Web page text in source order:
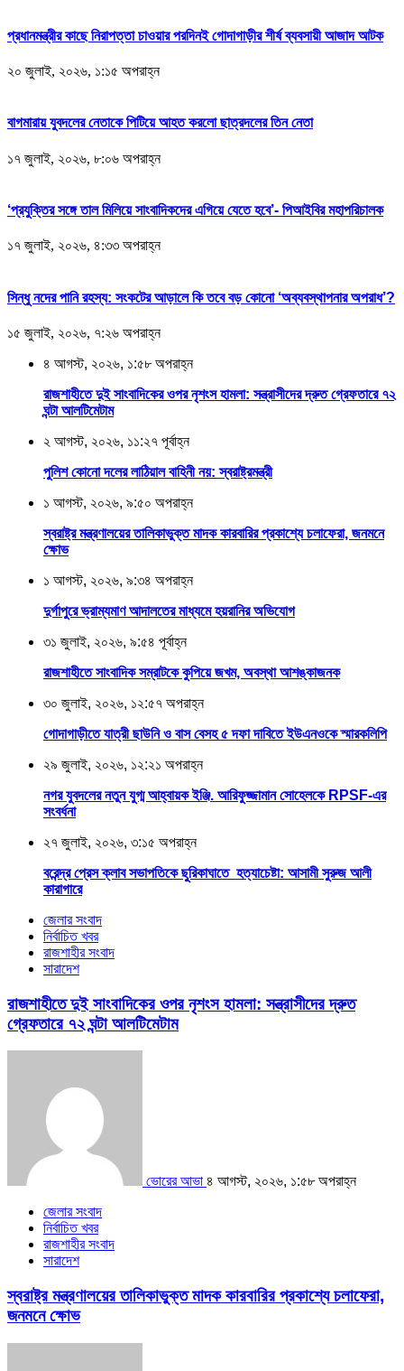
প্রধানমন্ত্রীর কাছে নিরাপত্তা চাওয়ার পরদিনই গোদাগাড়ীর শীর্ষ ব্যবসায়ী আজাদ আটক
২০ জুলাই, ২০২৬, ১:১৫ অপরাহ্ন
বাগমারায় যুবদলের নেতাকে পিটিয়ে আহত করলো ছাত্রদলের তিন নেতা
১৭ জুলাই, ২০২৬, ৮:০৬ অপরাহ্ন
‘প্রযুক্তির সঙ্গে তাল মিলিয়ে সাংবাদিকদের এগিয়ে যেতে হবে’- পিআইবির মহাপরিচালক
১৭ জুলাই, ২০২৬, ৪:৩৩ অপরাহ্ন
সিন্ধু নদের পানি রহস্য: সংকটের আড়ালে কি তবে বড় কোনো ‘অব্যবস্থাপনার অপরাধ’?
১৫ জুলাই, ২০২৬, ৭:২৬ অপরাহ্ন
৪ আগস্ট, ২০২৬, ১:৫৮ অপরাহ্ন
রাজশাহীতে দুই সাংবাদিকের ওপর নৃশংস হামলা: সন্ত্রাসীদের দ্রুত গ্রেফতারে ৭২
ঘন্টা আলটিমেটাম
২ আগস্ট, ২০২৬, ১১:২৭ পূর্বাহ্ন
পুলিশ কোনো দলের লাঠিয়াল বাহিনী নয়: স্বরাষ্ট্রমন্ত্রী
১ আগস্ট, ২০২৬, ৯:৫০ অপরাহ্ন
স্বরাষ্ট্র মন্ত্রণালয়ের তালিকাভুক্ত মাদক কারবারির প্রকাশ্যে চলাফেরা, জনমনে
ক্ষোভ
১ আগস্ট, ২০২৬, ৯:৩৪ অপরাহ্ন
দুর্গাপুরে ভ্রাম্যমাণ আদালতের মাধ্যমে হয়রানির অভিযোগ
৩১ জুলাই, ২০২৬, ৯:৫৪ পূর্বাহ্ন
রাজশাহীতে সাংবাদিক সম্রাটকে কুপিয়ে জখম, অবস্থা আশঙ্কাজনক
৩০ জুলাই, ২০২৬, ১২:৫৭ অপরাহ্ন
গোদাগাড়ীতে যাত্রী ছাউনি ও বাস বেসহ ৫ দফা দাবিতে ইউএনওকে স্মারকলিপি
২৯ জুলাই, ২০২৬, ১২:২১ অপরাহ্ন
নগর যুবদলের নতুন যুগ্ম আহ্বায়ক ইঞ্জি. আরিফুজ্জামান সোহেলকে RPSF-এর
সংবর্ধনা
২৭ জুলাই, ২০২৬, ৩:১৫ অপরাহ্ন
বরেন্দ্র প্রেস ক্লাব সভাপতিকে ছুরিকাঘাতে হত্যাচেষ্টা: আসামী সুরুজ আলী
কারাগারে
জেলার সংবাদ
নির্বাচিত খবর
রাজশাহীর সংবাদ
সারাদেশ
রাজশাহীতে দুই সাংবাদিকের ওপর নৃশংস হামলা: সন্ত্রাসীদের দ্রুত
গ্রেফতারে ৭২ ঘন্টা আলটিমেটাম
ভোরের আভা ৪ আগস্ট, ২০২৬, ১:৫৮ অপরাহ্ন
জেলার সংবাদ
নির্বাচিত খবর
রাজশাহীর সংবাদ
সারাদেশ
স্বরাষ্ট্র মন্ত্রণালয়ের তালিকাভুক্ত মাদক কারবারির প্রকাশ্যে চলাফেরা,
জনমনে ক্ষোভ